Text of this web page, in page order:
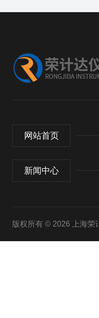
网站首页
新闻中心
版权所有 © 2026 上海荣